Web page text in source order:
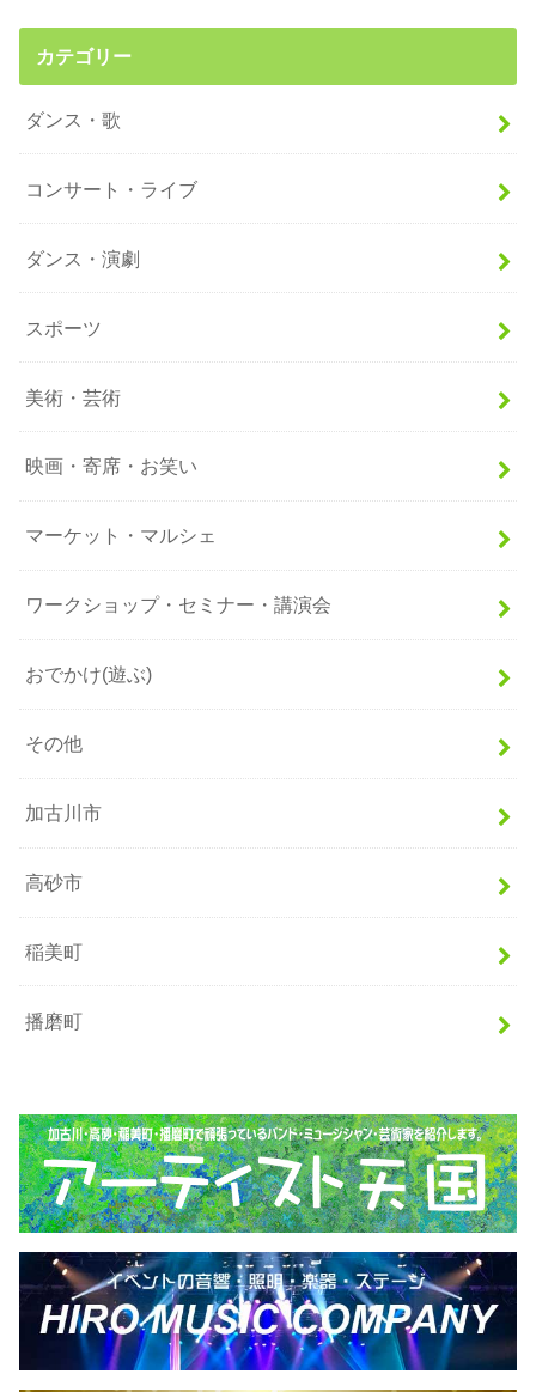
カテゴリー
ダンス・歌
コンサート・ライブ
ダンス・演劇
スポーツ
美術・芸術
映画・寄席・お笑い
マーケット・マルシェ
ワークショップ・セミナー・講演会
おでかけ(遊ぶ)
その他
加古川市
高砂市
稲美町
播磨町